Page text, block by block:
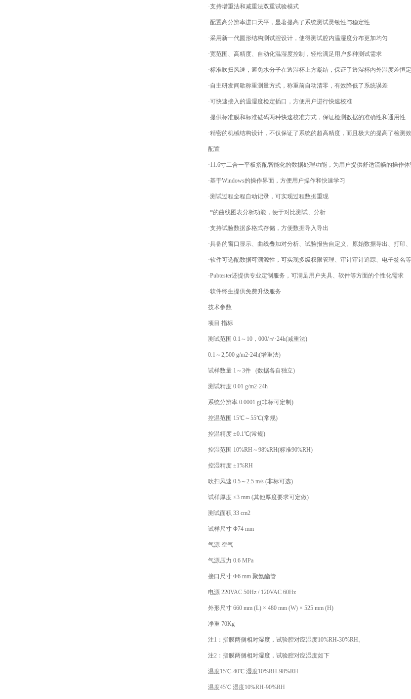
·支持增重法和减重法双重试验模式
·配置高分辨率进口天平，显著提高了系统测试灵敏性与稳定性
·采用新一代圆形结构测试腔设计，使得测试腔内温湿度分布更加均匀
·宽范围、高精度、自动化温湿度控制，轻松满足用户多种测试需求
·标准吹扫风速，避免水分子在透湿杯上方凝结，保证了透湿杯内外湿度差恒定
·自主研发间歇称重测量方式，称重前自动清零，有效降低了系统误差
·可快速接入的温湿度检定插口，方便用户进行快速校准
·提供标准膜和标准砝码两种快速校准方式，保证检测数据的准确性和通用性
·精密的机械结构设计，不仅保证了系统的超高精度，而且极大的提高了检测
配置
·11.6寸二合一平板搭配智能化的数据处理功能，为用户提供舒适流畅的操作体
·基于Windows的操作界面，方便用户操作和快速学习
·测试过程全程自动记录，可实现过程数据重现
·*的曲线图表分析功能，便于对比测试、分析
·支持试验数据多格式存储，方便数据导入导出
·具备的窗口显示、曲线叠加对分析、试验报告自定义、原始数据导出、打印
·软件可选配数据可溯源性，可实现多级权限管理、审计审计追踪、电子签名
·Pubtester还提供专业定制服务，可满足用户夹具、软件等方面的个性化需求
·软件终生提供免费升级服务
技术参数
项目 指标
测试范围 0.1～10，000/㎡·24h(减重法)
0.1～2,500 g/m2·24h(增重法)
试样数量 1～3件 (数据各自独立)
测试精度 0.01 g/m2·24h
系统分辨率 0.0001 g(非标可定制)
控温范围 15℃～55℃(常规)
控温精度 ±0.1℃(常规)
控湿范围 10%RH～98%RH(标准90%RH)
控湿精度 ±1%RH
吹扫风速 0.5～2.5 m/s (非标可选)
试样厚度 ≤3 mm (其他厚度要求可定做)
测试面积 33 cm2
试样尺寸 Φ74 mm
气源 空气
气源压力 0.6 MPa
接口尺寸 Φ6 mm 聚氨酯管
电源 220VAC 50Hz / 120VAC 60Hz
外形尺寸 660 mm (L) × 480 mm (W) × 525 mm (H)
净重 70Kg
注1：指膜两侧相对湿度，试验腔对应湿度10%RH-30%RH。
注2：指膜两侧相对湿度，试验腔对应湿度如下
温度15℃-40℃ 湿度10%RH-98%RH
温度45℃ 湿度10%RH-90%RH